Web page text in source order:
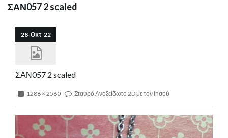
ΣΑΝ057 2 scaled
28-Οκτ-22
ΣΑΝ057 2 scaled
1288 × 2560 Σταυρό Ανοξείδωτο 2D με τον Ιησού